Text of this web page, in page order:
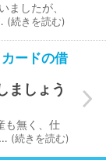
ましたが、
続きを読む
ードの借
ましょう
も無く、仕
続きを読む